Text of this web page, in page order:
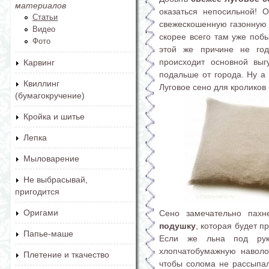
материалов
Статьи
Видео
Фото
Карвинг
Квиллинг
(бумагокручение)
Кройка и шитье
Лепка
Мыловарение
Не выбрасывай,
пригодится
Оригами
Папье-маше
Плетение и ткачество
оказаться непосильной!
свежескошенную
скорее всего там уже
этой же причине не
происходит основной
подальше от города. Ну а
Луговое сено для
Сено замечательно
подушку , которая будет
Если же льна под
хлопчатобумажную
чтобы солома не